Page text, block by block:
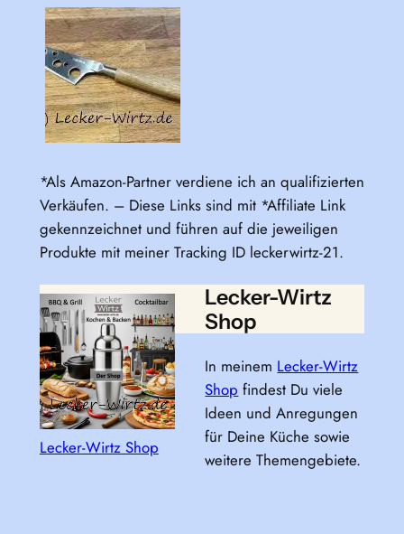
*Als Amazon-Partner verdiene ich an qualifizierten
Verkäufen. – Diese Links sind mit *Affiliate Link
gekennzeichnet und führen auf die jeweiligen
Produkte mit meiner Tracking ID leckerwirtz-21.
Lecker-Wirtz Shop
Lecker-Wirtz
Shop
In meinem Lecker-Wirtz
Shop findest Du viele
Ideen und Anregungen
für Deine Küche sowie
weitere Themengebiete.